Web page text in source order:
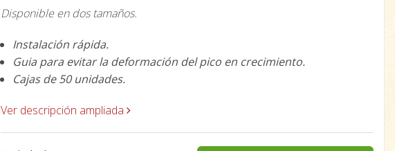
Disponible en dos tamaños.
Instalación rápida.
Guia para evitar la deformación del pico en crecimiento.
Cajas de 50 unidades.
Ver descripción ampliada